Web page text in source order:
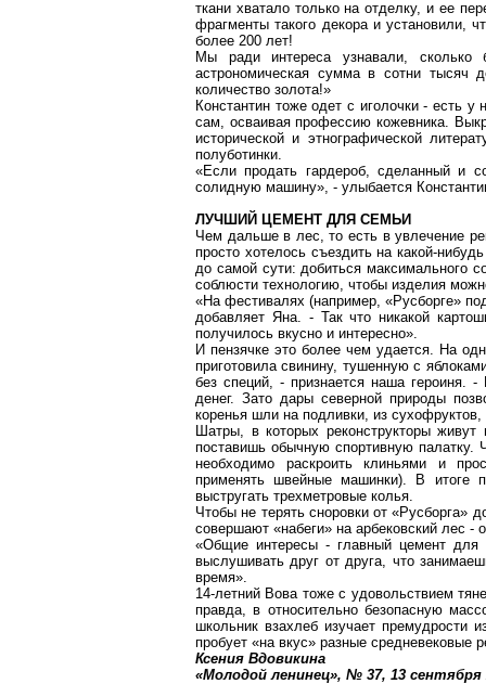
ткани хватало только на отделку, и ее
фрагменты такого декора и
более 200 лет!
Мы ради интереса узнавали, сколько
астрономическая сумма в сотни тысяч
количество золота!»
Константин тоже одет с иголочки - есть
сам, осваивая профессию кожевника.
исторической и этнографической
полуботинки.
«Если продать гардероб, сделанный и
солидную машину», - улыбается
ЛУЧШИЙ ЦЕМЕНТ ДЛЯ СЕМЬИ
Чем дальше в лес, то есть в увлечение
просто хотелось съездить на какой-
до самой сути: добиться максимального
соблюсти технологию, чтобы изделия
«На фестивалях (например, «Русборге»
добавляет Яна. - Так что никакой
получилось вкусно и интересно».
И пензячке это более чем удается. На
приготовила свинину, тушенную с
без специй, - признается наша героиня.
денег. Зато дары северной природы
коренья шли на подливки, из
Шатры, в которых реконструкторыживут
поставишь обычную спортивную палатку.
необходимо раскроить клиньями и
применять швейные машинки). В итоге
выстругать трехметровые колья.
Чтобы не терять сноровки от «Русборга»
совершают «набеги» на арбековский лес -
«Общие интересы - главный цемент
выслушивать друг от друга, что
время».
14-летний Вова тоже с удовольствием
правда, в относительно безопасную
школьник взахлебизучает премудрости
пробует «на вкус» разные средневековые
Ксения Вдовикина
«Молодой ленинец», № 37, 13 сентября